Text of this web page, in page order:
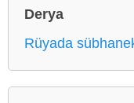
Derya
Rüyada